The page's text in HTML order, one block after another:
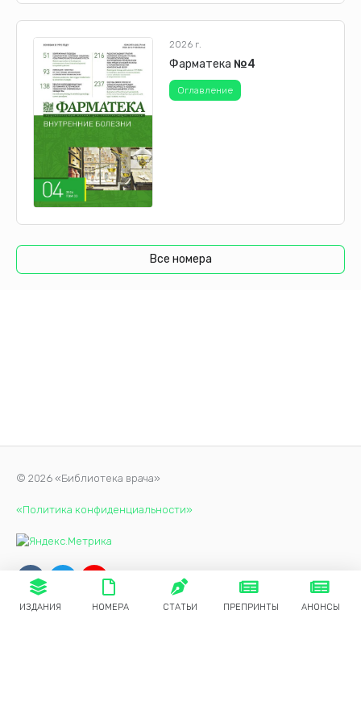
1925 г. при Курском железнодорожном узле начала
функционировать туберкулезная больница на 30 коек,
а с 1927 г. и ночной санаторий на 5–8 чел. (2 палаты),
где больные принимали душ, им выдавали зубную
щетку и порошок.
В 1935 г. оклад медсестры в санатории составлял 100–
установлена месячная надбавка 15% к месячной
зарплате и бесплатный санаторный паек главному
врачу, врачам, бухгалтеру, в дни дежурства среднему
персоналу обед и ужин по льготной цене. В конечном
итоге при ПТД в 1936 г. открыта областная
противотуберкулезная больница на 150 коек,
преобразованная в 1941 г. в госпиталь. После
2026 г.
Фарматека №4
Оглавление
Все номера
© 2026 «Библиотека врача»
«Политика конфиденциальности»
ИЗДАНИЯ НОМЕРА СТАТЬИ ПРЕПРИНТЫ АНОНСЫ